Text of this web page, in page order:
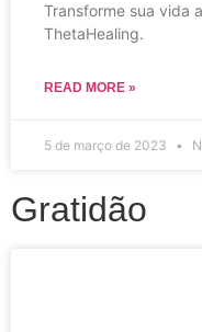
Transforme sua vida
ThetaHealing.
READ MORE »
5 de março de 2023
Gratidão